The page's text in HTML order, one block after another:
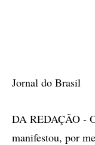
Jornal do Brasil
DA REDAÇÃO -
manifestou, por